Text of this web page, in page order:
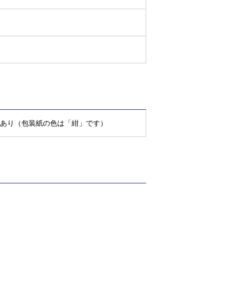
あり（包装紙の色は「紺」です）